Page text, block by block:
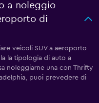
a noleggio
di
veicoli SUV a aeroporto
la tipologia di auto a
noleggiarne una con Thrifty
puoi prevedere di